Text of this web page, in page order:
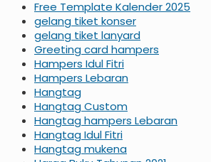
Free Template Kalender 2025
gelang tiket konser
gelang tiket lanyard
Greeting card hampers
Hampers Idul Fitri
Hampers Lebaran
Hangtag
Hangtag Custom
Hangtag hampers Lebaran
Hangtag Idul Fitri
Hangtag mukena